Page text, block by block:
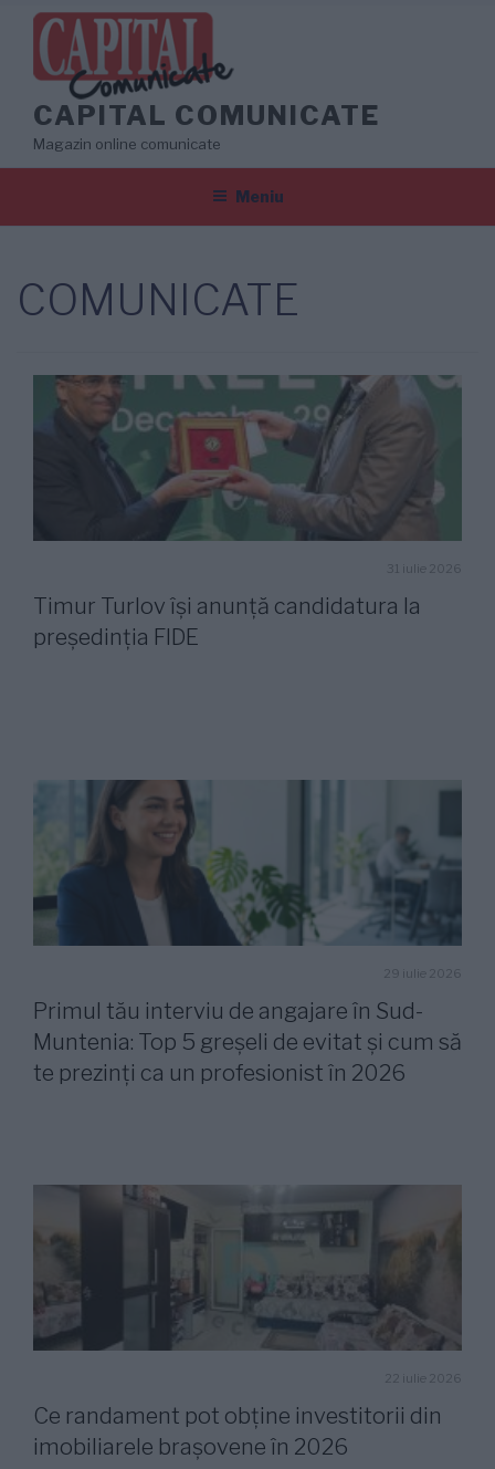
conținut
CAPITAL COMUNICATE
Magazin online comunicate
Meniu
COMUNICATE
31 iulie 2026
Timur Turlov își anunță candidatura la
președinția FIDE
29 iulie 2026
Primul tău interviu de angajare în Sud-
Muntenia: Top 5 greșeli de evitat și cum să
te prezinți ca un profesionist în 2026
22 iulie 2026
Ce randament pot obține investitorii din
imobiliarele brașovene în 2026